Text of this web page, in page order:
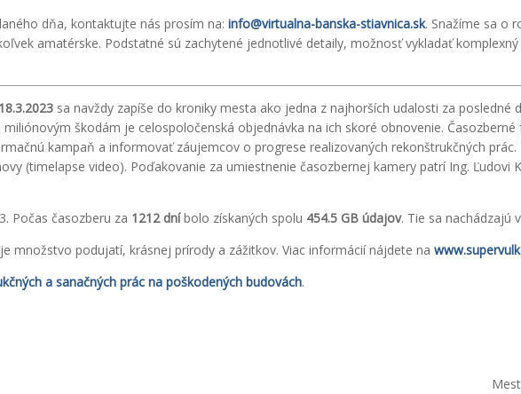
dňa, kontaktujte nás prosím na: info@virtualna-banska-stiavnica.sk. Snažíme sa o
amatérske. Podstatné sú zachytené jednotlivé detaily, možnosť vykladať
sa navždy zapíše do kroniky mesta ako jedna z najhorších udalosti za
miliónovým škodám je celospoločenská objednávka na ich skoré obnovenie.
kampaň a informovať záujemcov o progrese realizovaných rekonštrukčných
(timelapse video). Poďakovanie za umiestnenie časozbernej kamery patrí Ing. Ľudovi
Počas časozberu za 1212 dníbolo získaných spolu 454.5 GB údajov. Tie sa nachádzajú
množstvo podujatí, krásnej prírody a zážitkov. Viac informácií nájdete na
a sanačných prác na poškodených budovách.